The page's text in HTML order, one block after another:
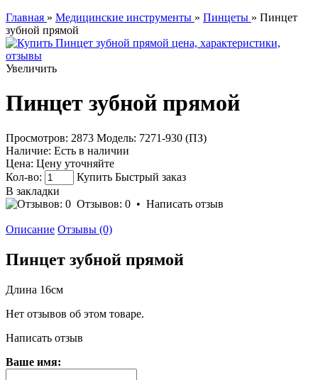
Главная » Медицинские инструменты » Пинцеты » Пинцет
зубной прямой
Увеличить
Пинцет зубной прямой
Просмотров: 2873 Модель: 7271-930 (ПЗ)
Наличие: Есть в наличии
Цена: Цену уточняйте
Кол-во:
Купить Быстрый заказ
В закладки
Отзывов: 0 • Написать отзыв
Описание Отзывы (0)
Пинцет зубной прямой
Длина 16см
Нет отзывов об этом товаре.
Написать отзыв
Ваше имя: